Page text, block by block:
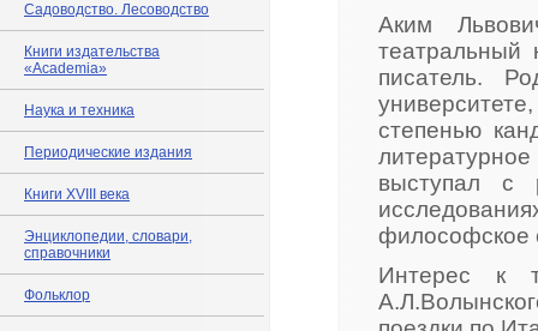
Садоводство. Лесоводство
Книги издательства
«Academia»
Наука и техника
Периодические издания
Книги XVIII века
Энциклопедии, словари,
справочники
Фольклор
Аким
театральный
писатель.
степенью
выступал с
философское
Интерес к